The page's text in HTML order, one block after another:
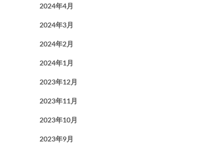
2024年4月
2024年3月
2024年2月
2024年1月
2023年12月
2023年11月
2023年10月
2023年9月